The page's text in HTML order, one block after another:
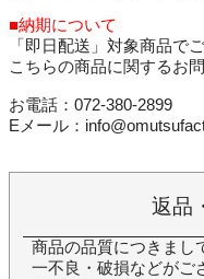
■納期について
「即日配送」対象商品で
こちらの商品に関するお
お電話：072-380-2899
Eメール：
返品
商品の品質につきまし
一不良・破損などがご